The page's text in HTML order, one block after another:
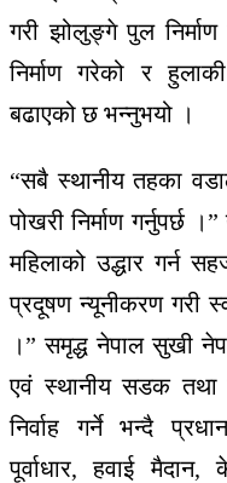
गरी झोलुङ्गे पुल निर्माण
निर्माण गरेको र हुलाकी
बढाएको छ भन्नुभयो ।
“सबै स्थानीय तहका
पोखरी निर्माण गर्नुपर्छ
महिलाको उद्धार गर्न
प्रदूषण न्यूनीकरण गरी
।” समृद्ध नेपाल सुखी
एवं स्थानीय सडक तथा
निर्वाह गर्ने भन्दै
पूर्वाधार, हवाई